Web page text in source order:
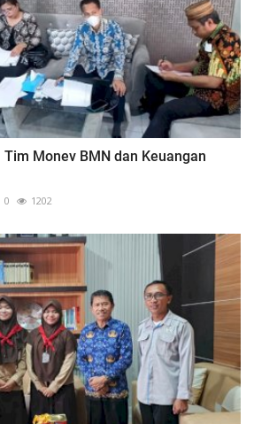
Monev BMN dan Keuangan
0 1202